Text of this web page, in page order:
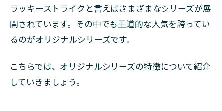
ブラ
ック
2.3.1
◆ラッ
ラッキーストライクと言えばさまざまなシリーズが展
開されています。その中でも王道的な人気を誇ってい
るのがオリジナルシリーズです。
こちらでは、オリジナルシリーズの特徴について紹介
していきましょう。